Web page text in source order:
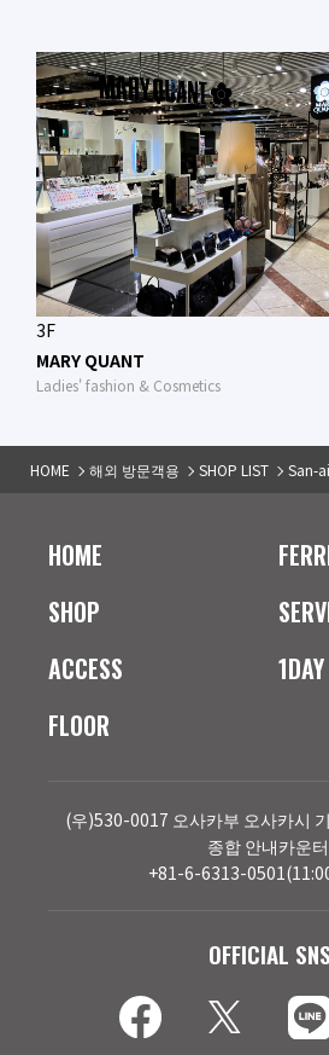
3F
MARY QUANT
Ladies' fashion & Cosmetics
HOME 해외 방문객용 SHOP LIST San-
HOME
SHOP
ACCESS
FLOOR
(우)530-0017 오사카부 오사카시
종합 안내카운
+81-6-6313-
OFFICIAL SNS